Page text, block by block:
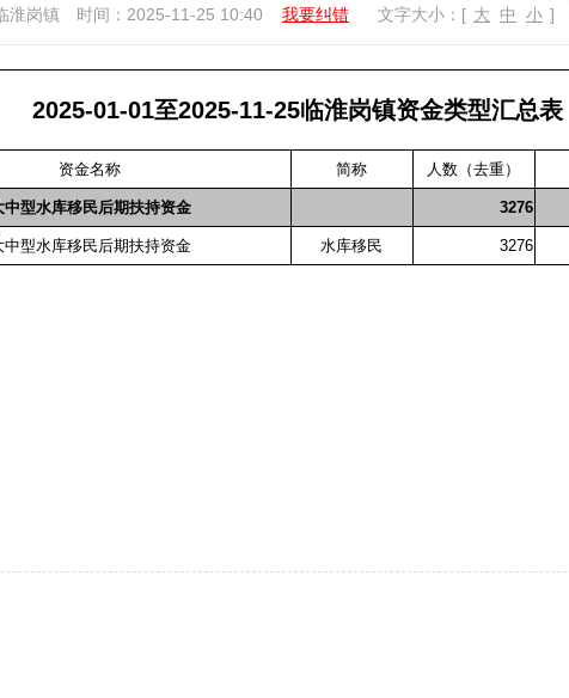
淮岗镇 时间：2025-11-25 10:40 我要纠错 文字大小：[ 大 中 小 ]
2025-01-01至2025-11-25临淮岗镇资金类型汇总表
资金名称 简称 人数（去重）
中型水库移民后期扶持资金 3276
中型水库移民后期扶持资金 水库移民 3276